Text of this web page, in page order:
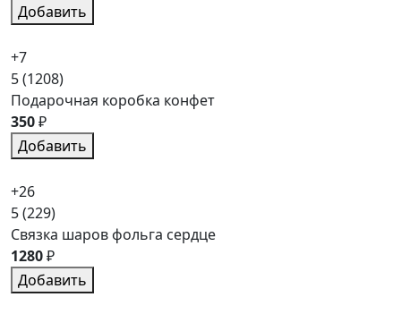
Добавить
+7
5(1208)
Подарочная коробка конфет
350₽
Добавить
+26
5(229)
Связка шаров фольга сердце
1280₽
Добавить